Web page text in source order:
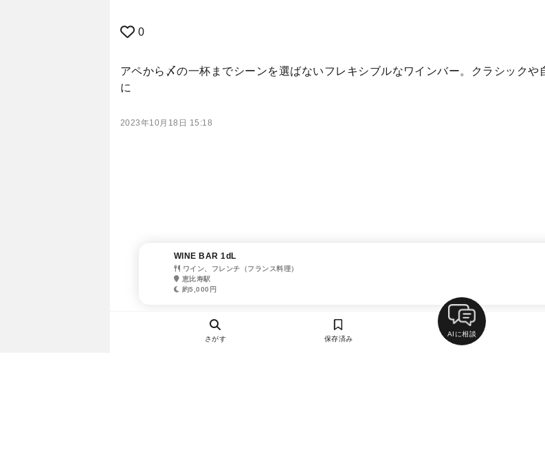
0
アペから〆の一杯までシーンを選ばないフレキシブルなワインバー。クラシック
に
2023年10月18日 15:18
WINE BAR 1dL
ワイン、フレンチ（フランス料理）
恵比寿駅
約5,000円
さがす 保存済み
AIに相談